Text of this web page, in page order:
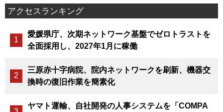
アクセスランキング
愛媛県庁、次期ネットワーク基盤でゼロトラストを
全面採用し、2027年1月に稼働
三原赤十字病院、院内ネットワークを刷新、機器交
換時の復旧作業を簡素化
ヤマト運輸、自社開発の人事システムを「COMPA